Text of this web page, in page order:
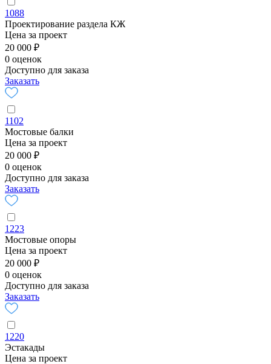
1088
Проектирование раздела КЖ
Цена за проект
20 000 ₽
0 оценок
Доступно для заказа
Заказать
1102
Мостовые балки
Цена за проект
20 000 ₽
0 оценок
Доступно для заказа
Заказать
1223
Мостовые опоры
Цена за проект
20 000 ₽
0 оценок
Доступно для заказа
Заказать
1220
Эстакады
Цена за проект